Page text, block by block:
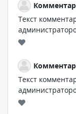
Текст
Текст